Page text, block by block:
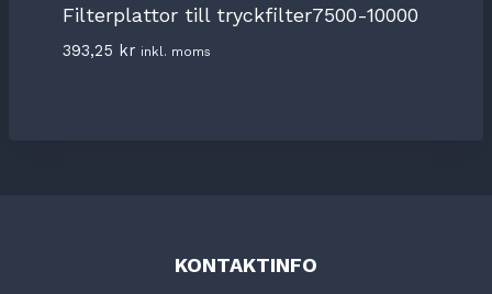
Filterplattor till tryckfilter7500-10000
393,25 kr inkl. moms
KONTAKTINFO